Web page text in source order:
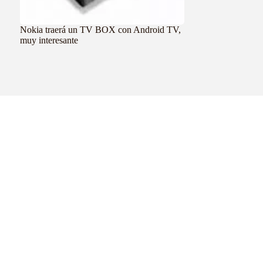
Nokia traerá un TV BOX con Android TV,
muy interesante